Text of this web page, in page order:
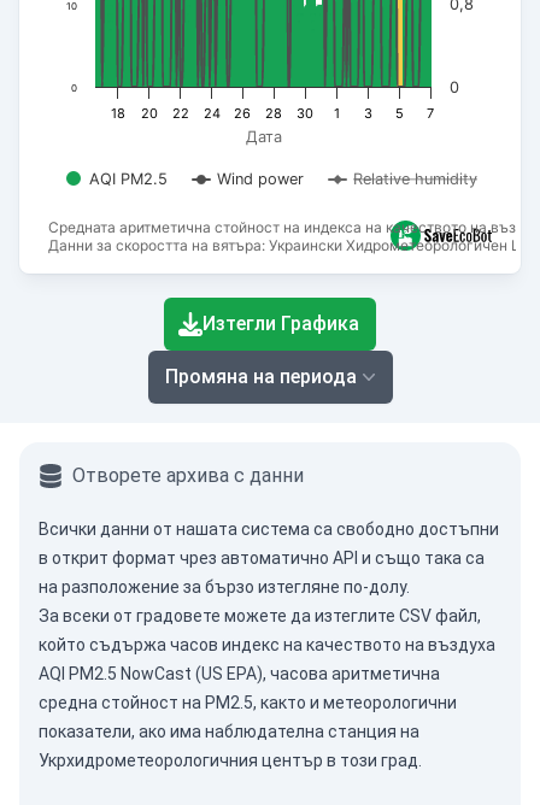
Средната аритметична стойност на индекса на качеството на
Данни за скоростта на вятъра: Украински Хидрометеорологичен
Дата
AQI PM2.5 Wind power Relative humidity
18 20 22 24 26 28 30 1 3 5 7
0
10
0
0,8
End of interactive chart.
Изтегли Графика
Промяна на периода
Отворете архива с данни
Всички данни от нашата система са свободно достъпни
в открит формат чрез автоматично API и също така са
на разположение за бързо изтегляне по-долу.
За всеки от градовете можете да изтеглите CSV файл,
който съдържа часов индекс на качеството на въздуха
AQI PM2.5 NowCast (US EPA), часова аритметична
средна стойност на PM2.5, както и метеорологични
показатели, ако има наблюдателна станция на
Укрхидрометеорологичния център в този град.